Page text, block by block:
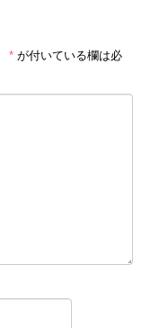
* が付いている欄は必